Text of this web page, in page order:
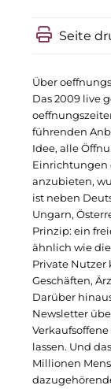
RE/MAX
Scoperty
Scrivo
Starlab
Staycity
Timber
UBM
The Q
The
The
Seite
Über
Das 2009 live
führenden
Idee, alle
Einrichtungen
anzubieten,
ist neben
Ungarn,
Prinzip: ein
ähnlich wie
Private Nutzer
Geschäften,
Darüber
Newsletter
lassen. Und
Millionen